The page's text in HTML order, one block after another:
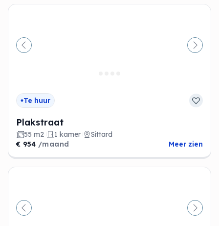
Vorige
Te huur
Plakstraat
55 m2 1 kamer
Sittard
€ 954 /maand Meer zien
Vorige